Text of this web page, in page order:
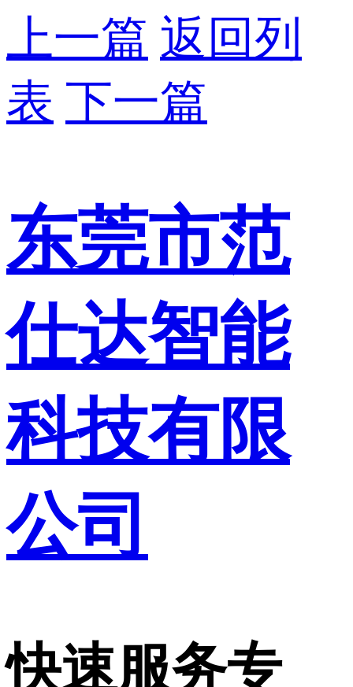
上一篇 返回列
表 下一篇
东莞市范
仕达智能
科技有限
公司
快速服务专